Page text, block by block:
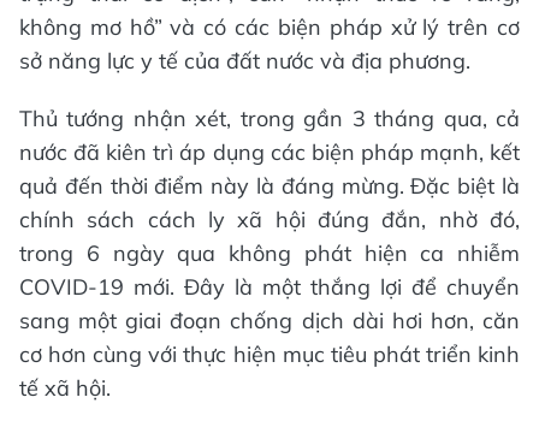
không mơ hồ” và có các biện pháp xử lý trên cơ
sở năng lực y tế của đất nước và địa phương.
Thủ tướng nhận xét, trong gần 3 tháng qua, cả
nước đã kiên trì áp dụng các biện pháp mạnh, kết
quả đến thời điểm này là đáng mừng. Đặc biệt là
chính sách cách ly xã hội đúng đắn, nhờ đó,
trong 6 ngày qua không phát hiện ca nhiễm
COVID-19 mới. Đây là một thắng lợi để chuyển
sang một giai đoạn chống dịch dài hơi hơn, căn
cơ hơn cùng với thực hiện mục tiêu phát triển kinh
tế xã hội.